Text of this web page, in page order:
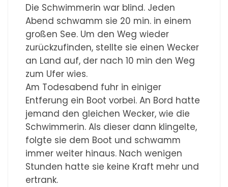
Die Schwimmerin war blind. Jeden
Abend schwamm sie 20 min. in einem
großen See. Um den Weg wieder
zurückzufinden, stellte sie einen Wecker
an Land auf, der nach 10 min den Weg
zum Ufer wies.
Am Todesabend fuhr in einiger
Entferung ein Boot vorbei. An Bord hatte
jemand den gleichen Wecker, wie die
Schwimmerin. Als dieser dann klingelte,
folgte sie dem Boot und schwamm
immer weiter hinaus. Nach wenigen
Stunden hatte sie keine Kraft mehr und
ertrank.